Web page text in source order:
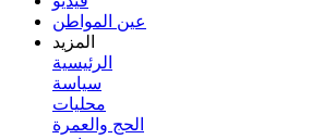
عين المواطن
المزيد
الرئيسية
سياسة
محليات
الحج والعمرة